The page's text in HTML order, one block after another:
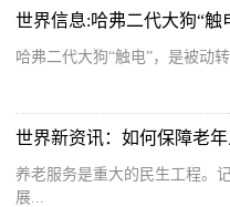
世界信息:哈弗二代大狗“
哈弗二代大狗“触电”，是被动
世界新资讯：如何保障老
养老服务是重大的民生工程。
展...